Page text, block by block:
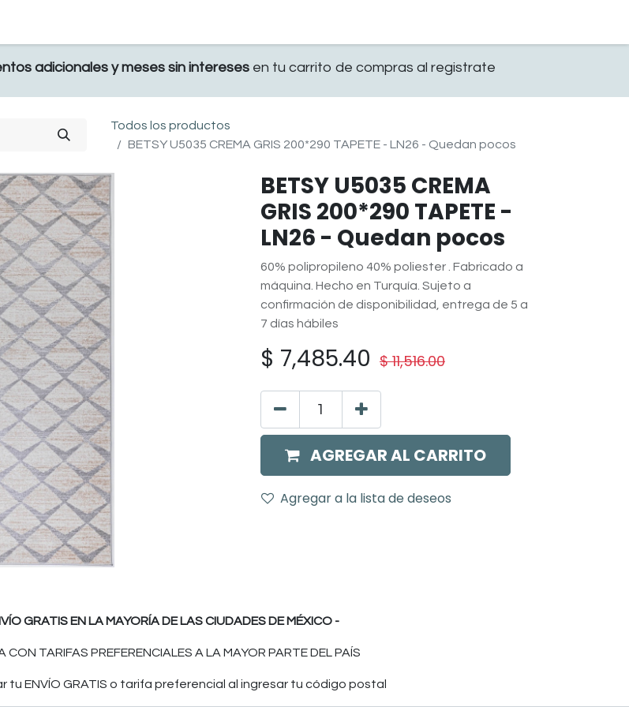
adicionales y meses sin interesesen tu carrito de compras al registrate
Todos los productos
BETSY U5035 CREMA GRIS 200*290 TAPETE - LN26 - Quedan pocos
BETSY U5035 CREMA
GRIS 200*290 TAPETE -
LN26 - Quedan pocos
60% polipropileno 40% poliester . Fabricado a
máquina. Hecho en Turquía. Sujeto a
confirmación de disponibilidad, entrega de 5 a
7 días hábiles
$ 7,485.40 $11,516.00
AGREGAR AL CARRITO
Agregar a la lista de deseos
GRATIS EN LA MAYORÍA DE LAS CIUDADES DE MÉXICO -
TARIFAS PREFERENCIALES A LA MAYOR PARTE DEL PAÍS
ENVÍO GRATIS o tarifa preferencial al ingresar tu código postal